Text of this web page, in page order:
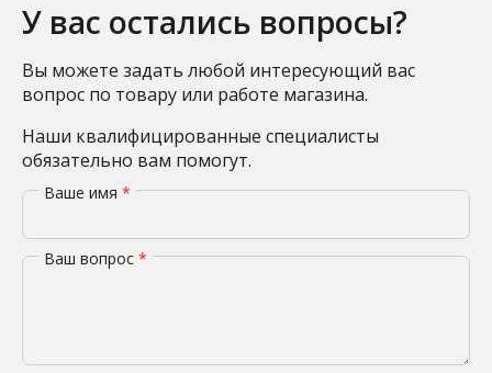
У вас остались вопросы?
Вы можете задать любой интересующий вас
вопрос по товару или работе магазина.
Наши квалифицированные специалисты
обязательно вам помогут.
Ваше имя *
Ваш вопрос *